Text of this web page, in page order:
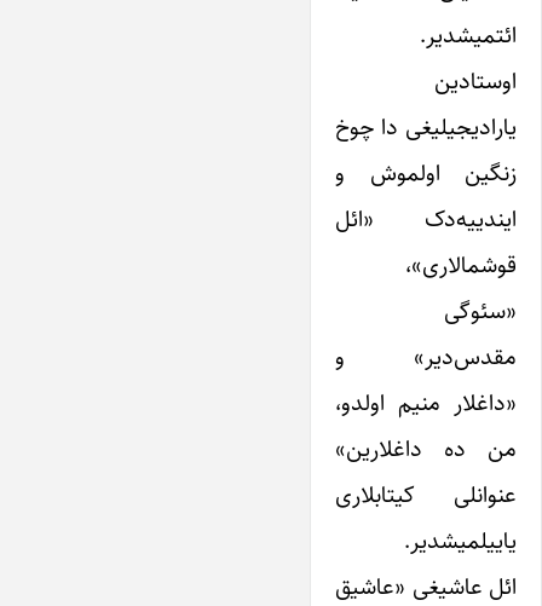
ائتمیشدیر.
اوستادین
یارادیجیلیغی دا چوخ
زنگین اولموش و
ایندییه‌دک «ائل
قوشمالاری»،
«سئوگی
مقدس‌دیر» و
«داغلار منیم اولدو،
من ده داغلارین»
عنوانلی کیتابلاری
یاییلمیشدیر.
ائل عاشیغی «عاشیق